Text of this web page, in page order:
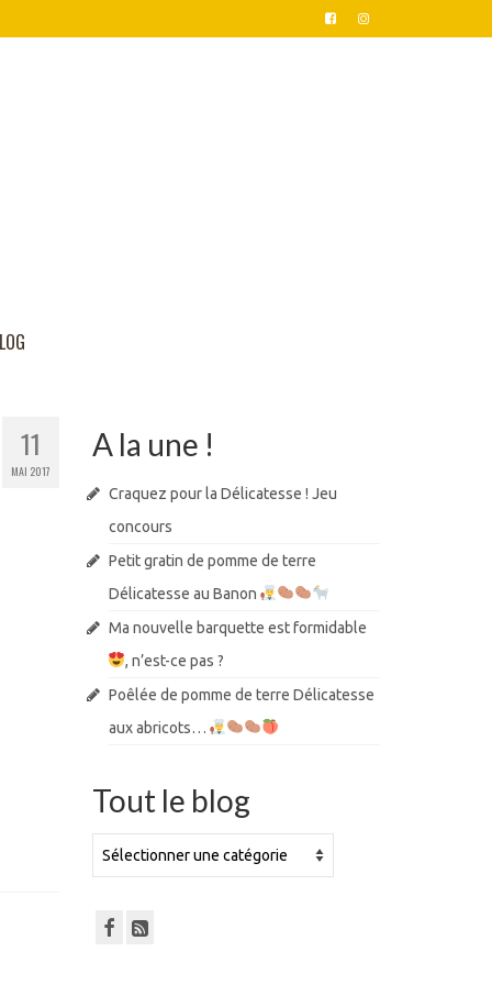
11
MAI 2017
A la une !
Craquez pour la Délicatesse ! Jeu
concours
Petit gratin de pomme de terre
Délicatesse au Banon
Ma nouvelle barquette est formidable
, n’est-ce pas ?
Poêlée de pomme de terre Délicatesse
aux abricots…
Tout le blog
le